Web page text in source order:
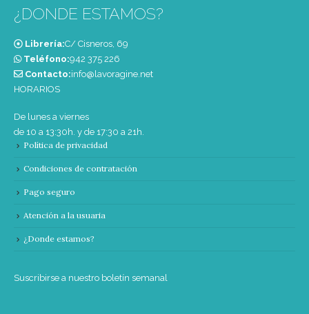
¿DONDE ESTAMOS?
Librería:C/ Cisneros, 69
Teléfono:‭942 375 226‬
Contacto:info@lavoragine.net
HORARIOS
De lunes a viernes
de 10 a 13:30h. y de 17:30 a 21h.
Política de privacidad
Condiciones de contratación
Pago seguro
Atención a la usuaria
¿Donde estamos?
Suscribirse a nuestro boletín semanal